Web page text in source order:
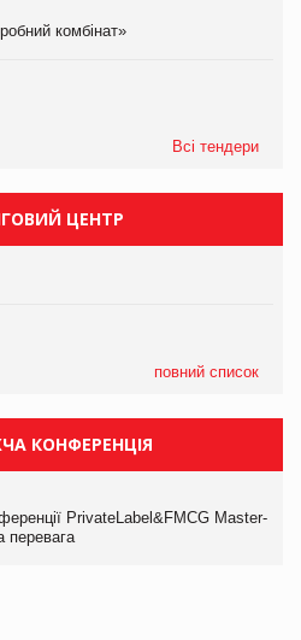
комбінат»
Всі тендери
ЦЕНТР
повний список
КОНФЕРЕНЦІЯ
PrivateLabel&FMCG Master-
перевага